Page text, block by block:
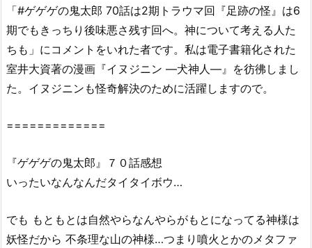
0
話
D
a
i
y
o
t
o
n
「#ゲゲゲの鬼太郎 70話は2期トラウマ回『足跡の怪』は6
期でもきっちり後味悪さ残す回へ。神について考える人た
ちも」にコメントをいれた者です。私は電子書籍化された
室井大資著の漫画『イヌジニン ―犬神人―』を彷彿しまし
た。イヌジニンも怪奇解決のために活躍しますので。
=============
『ゲゲゲの鬼太郎』７０話感想
いったいなんなんだタイタイボウ…
でも もともとは自然やらなんやらがもとになってる神様は
妖怪だから 不条理な山の神様…つまり噴火とかのメタファ